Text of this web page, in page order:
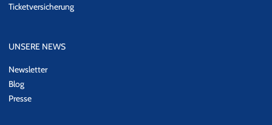
Ticketversicherung
UNSERE NEWS
Newsletter
Blog
Presse